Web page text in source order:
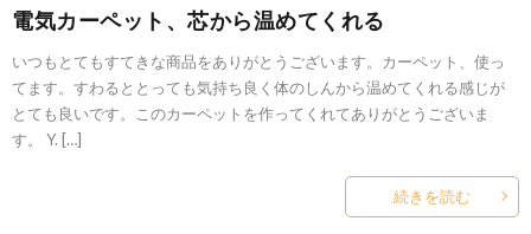
電気カーペット、芯から温めてくれる
いつもとてもすてきな商品をありがとうございます。カーペット、使っ
てます。すわるととっても気持ち良く体のしんから温めてくれる感じが
とても良いです。このカーペットを作ってくれてありがとうございま
す。 Y. […]
続きを読む